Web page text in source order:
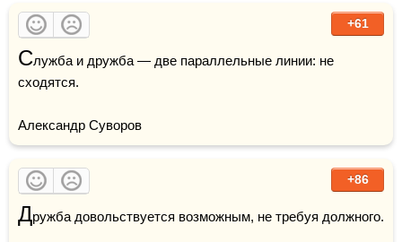
+61
Служба и дружба — две параллельные линии: не
сходятся.
Александр Суворов
+86
Дружба довольствуется возможным, не требуя должного.